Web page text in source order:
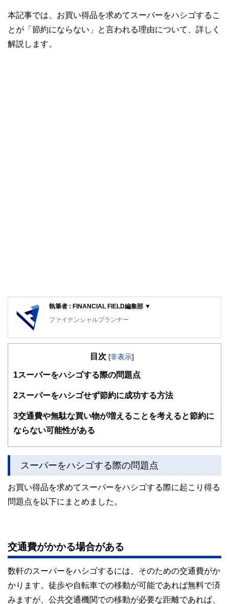
本記事では、お買い得品を求めてスーパーをハシゴするこ
とが「節約にならない」と言われる理由について、詳しく
解説します。
執筆者 : FINANCIAL FIELD編集部 ▼
ファイナンシャルプランナー
FinancialField編集部は、金融、経済に関する記事を、日々
知識がない方でも理解できるようわかりやすく発信していま
得者を中心に「お金や暮らし」に関する書籍・雑誌の編集経
験者で構成され、企画立案から記事掲載まですべての工程に
関わることで、読者目線のコンテンツを追求しています。
FinancialFieldの特徴は、ファイナンシャルプランナー、弁
護士、税理士、宅地建物取引士、相続診断士、住宅ローンア
ドバイザー、DCプランナー、公認会計士、社会保険労務
士、行政書士、投資アナリスト、キャリアコンサルタントな
ど150名以上の有資格者を執筆者・監修者として迎え、むず
をわかりやすく発信している点です。
このように編集経験豊富なメンバーと金融や経済に精通した
私たちは、快適でより良い生活のアイデアを提供するお金の
コンシェルジュを目指します。
目次 [非表示]
1 スーパーをハシゴする際の問題点
2スーパーをハシゴせず節約に成功する方法
3交通費や無駄な買い物が増えることを考えると節約に
ならない可能性がある
スーパーをハシゴする際の問題点
お買い得品を求めてスーパーをハシゴする際に起こり得る
問題点を以下にまとめました。
交通費がかかる場合がある
数軒のスーパーをハシゴするには、そのための交通費がか
かります。徒歩や自転車での移動が可能であれば無料で済
みますが、公共交通機関での移動が必要な距離であれば、